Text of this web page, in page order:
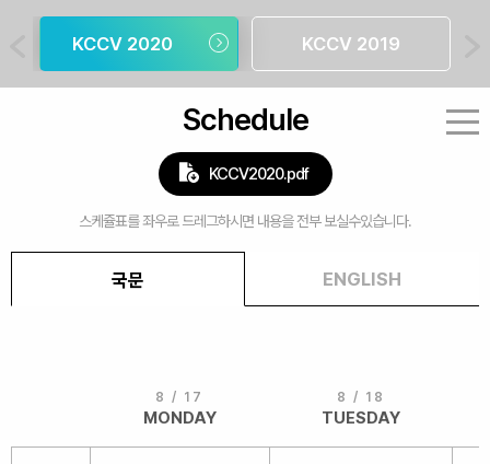
KCCV 2020 KCCV 2019
Schedule
KCCV2020.pdf
국문 ENGLISH
8 / 17
MONDAY
8 / 18
TUESDAY